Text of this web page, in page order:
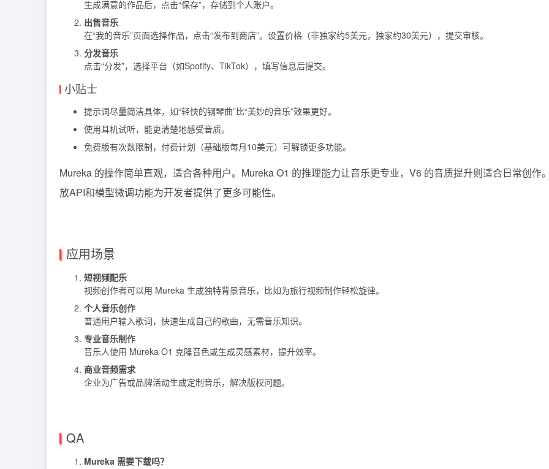
生成满意的作品后，点击“保存”，存储到个人账户。
出售音乐
在“我的音乐”页面选择作品，点击“发布到商店”。设置价格（非独家约5美元，独家约30美元），提交审核。
分发音乐
点击“分发”，选择平台（如Spotify、TikTok），填写信息后提交。
小贴士
提示词尽量简洁具体，如“轻快的钢琴曲”比“美妙的音乐”效果更好。
使用耳机试听，能更清楚地感受音质。
免费版有次数限制，付费计划（基础版每月10美元）可解锁更多功能。
Mureka 的操作简单直观，适合各种用户。Mureka O1 的推理能力让音乐更专业，V6 的音质提升则适合日常创作
放API和模型微调功能为开发者提供了更多可能性。
应用场景
短视频配乐
视频创作者可以用 Mureka 生成独特背景音乐，比如为旅行视频制作轻松旋律。
个人音乐创作
普通用户输入歌词，快速生成自己的歌曲，无需音乐知识。
专业音乐制作
音乐人使用 Mureka O1 克隆音色或生成灵感素材，提升效率。
商业音频需求
企业为广告或品牌活动生成定制音乐，解决版权问题。
QA
Mureka 需要下载吗？